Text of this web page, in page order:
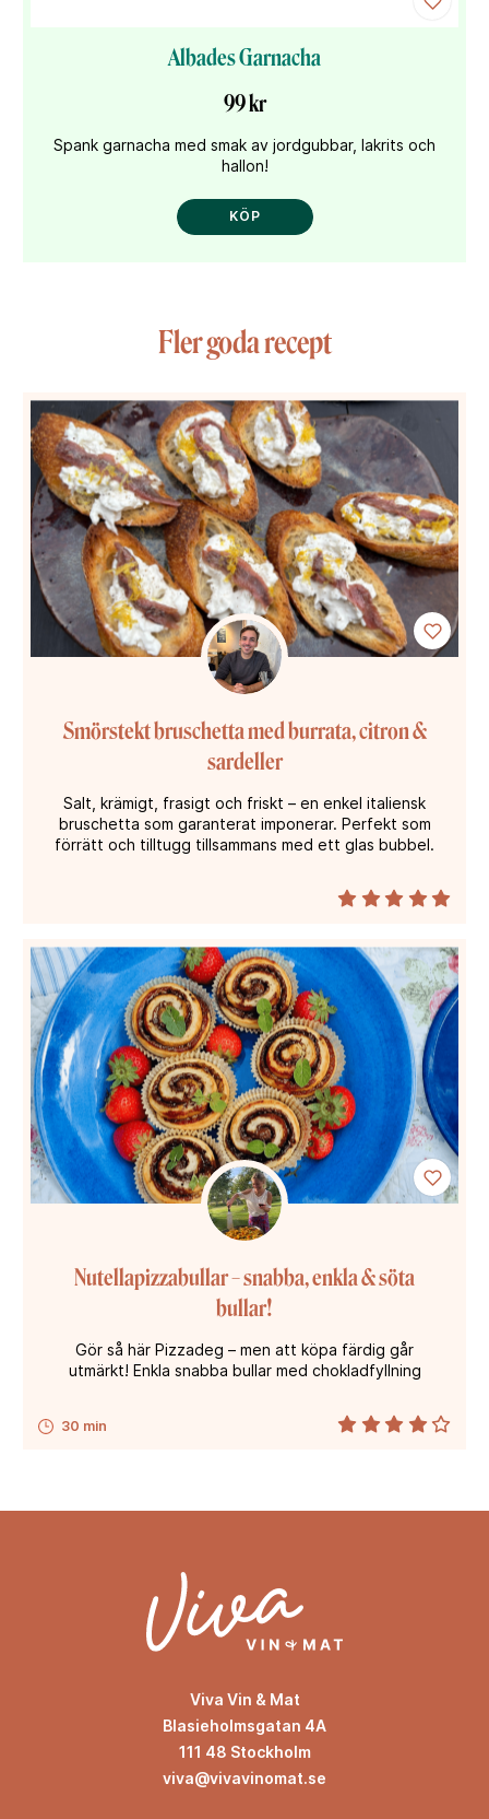
Albades Garnacha
99 kr
Spank garnacha med smak av jordgubbar, lakrits och
hallon!
KÖP
Fler goda recept
Smörstekt bruschetta med burrata, citron &
sardeller
Salt, krämigt, frasigt och friskt – en enkel italiensk
bruschetta som garanterat imponerar. Perfekt som
förrätt och tilltugg tillsammans med ett glas bubbel.
30 min
Nutellapizzabullar – snabba, enkla & söta
bullar!
Gör så här Pizzadeg – men att köpa färdig går
utmärkt! Enkla snabba bullar med chokladfyllning
Viva Vin & Mat
Blasieholmsgatan 4A
111 48 Stockholm
viva@vivavinomat.se